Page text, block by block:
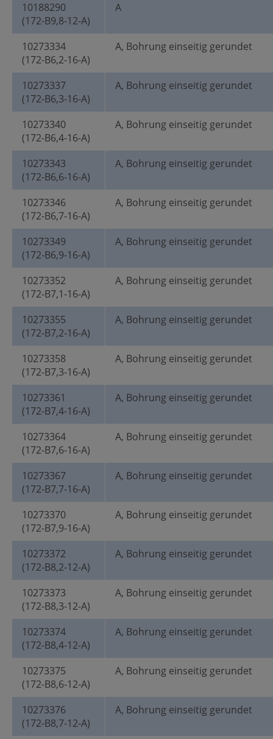
10188290
(172-B9,8-12-A)
A
10273334
(172-B6,2-16-A)
A, Bohrung einseitig gerundet
10273337
(172-B6,3-16-A)
A, Bohrung einseitig gerundet
10273340
(172-B6,4-16-A)
A, Bohrung einseitig gerundet
10273343
(172-B6,6-16-A)
A, Bohrung einseitig gerundet
10273346
(172-B6,7-16-A)
A, Bohrung einseitig gerundet
10273349
(172-B6,9-16-A)
A, Bohrung einseitig gerundet
10273352
(172-B7,1-16-A)
A, Bohrung einseitig gerundet
10273355
(172-B7,2-16-A)
A, Bohrung einseitig gerundet
10273358
(172-B7,3-16-A)
A, Bohrung einseitig gerundet
10273361
(172-B7,4-16-A)
A, Bohrung einseitig gerundet
10273364
(172-B7,6-16-A)
A, Bohrung einseitig gerundet
10273367
(172-B7,7-16-A)
A, Bohrung einseitig gerundet
10273370
(172-B7,9-16-A)
A, Bohrung einseitig gerundet
10273372
(172-B8,2-12-A)
A, Bohrung einseitig gerundet
10273373
(172-B8,3-12-A)
A, Bohrung einseitig gerundet
10273374
(172-B8,4-12-A)
A, Bohrung einseitig gerundet
10273375
(172-B8,6-12-A)
A, Bohrung einseitig gerundet
10273376
(172-B8,7-12-A)
A, Bohrung einseitig gerundet